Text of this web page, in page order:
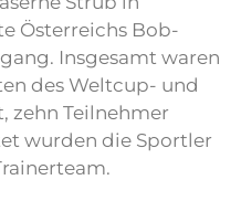
Österreichs Bob-
Insgesamt waren
des Weltcup- und
zehn Teilnehmer
wurden die Sportler